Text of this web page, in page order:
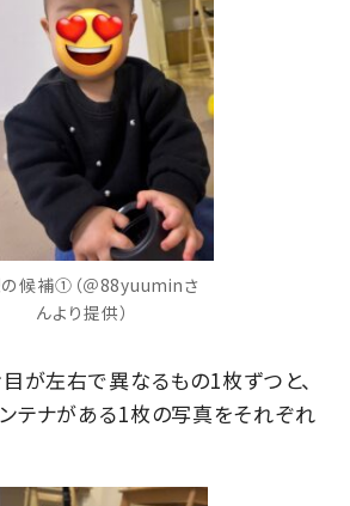
候補①（＠88yuuminさ
んより提供）
が左右で異なるもの1枚ずつと、
テナがある1枚の写真をそれぞれ